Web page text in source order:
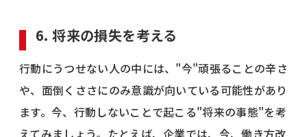
6. 将来の損失を考える
行動にうつせない人の中には、"今"頑張ることの辛さ
や、面倒くささにのみ意識が向いている可能性があり
ます。今、行動しないことで起こる"将来の事態"を考
えてみましょう。たとえば、企業では、今、働き方改